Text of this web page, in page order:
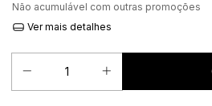
Não acumulável com outras promoções
Ver mais detalhes